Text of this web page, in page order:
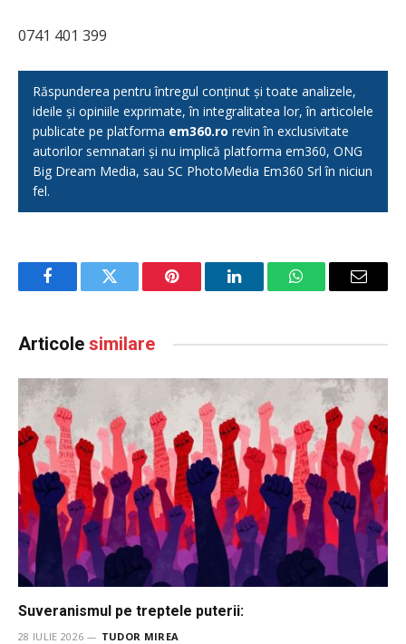
0741 401 399
Răspunderea pentru întregul conținut și toate analizele,
ideile și opiniile exprimate, în integralitatea lor, în articolele
publicate pe platforma em360.ro revin în exclusivitate
autorilor semnatari și nu implică platforma em360, ONG
Big Dream Media, sau SC PhotoMedia Em360 Srl în niciun
fel.
FacebookTwitter Pinterest LinkedInWhatsAppEmail
Articole similare
Suveranismul pe treptele puterii:
28 IULIE 2026 TUDOR MIREA